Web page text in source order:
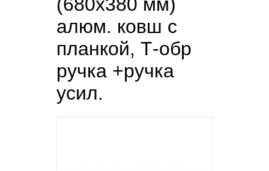
алюм. ковш с
планкой, Т-обр
ручка +ручка
усил.